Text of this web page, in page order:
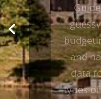
and
data
types